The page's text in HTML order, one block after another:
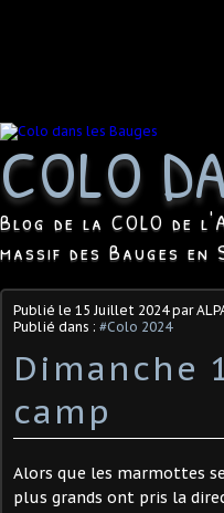
COLO
Blog de la COLO de
massif des Bauges en
Publié le 15 Juillet 2024par
Publié dans : #Colo 2024
camp
Alors que les marmottes
plus grands ont pris la